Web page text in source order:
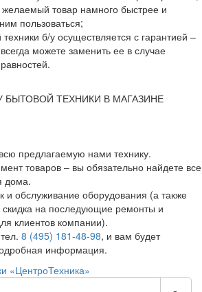
товар намного быстрее и
пользоваться;
б/у осуществляется с гарантией –
можете заменить ее в случае
БЫТОВОЙ ТЕХНИКИ В МАГАЗИНЕ
предлагаемую нами технику.
товаров – вы обязательно найдете все
дома.
и обслуживание оборудования (а также
скидка на последующие ремонты и
клиентов компании).
8 (495) 181-48-98, и вам будет
информация.